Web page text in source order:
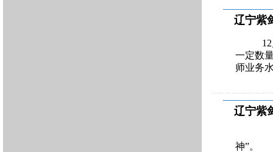
辽宁紫
12
一定数
师业务
辽宁紫
神”。